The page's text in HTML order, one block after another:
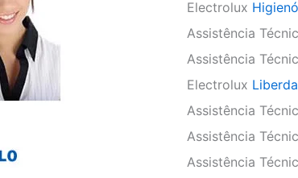
Electrolux
Assistência
Assistência
Electrolux
Assistência
Assistência
Assistência